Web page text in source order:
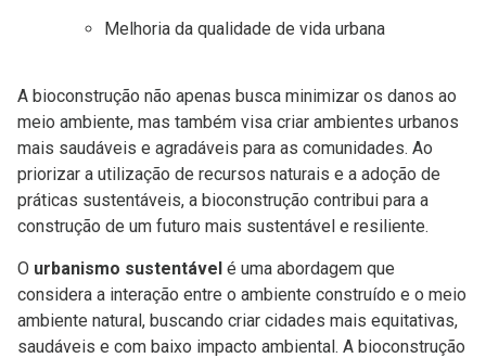
Melhoria da qualidade de vida urbana
A bioconstrução não apenas busca minimizar os danos ao
meio ambiente, mas também visa criar ambientes urbanos
mais saudáveis e agradáveis para as comunidades. Ao
priorizar a utilização de recursos naturais e a adoção de
práticas sustentáveis, a bioconstrução contribui para a
construção de um futuro mais sustentável e resiliente.
O urbanismo sustentável é uma abordagem que
considera a interação entre o ambiente construído e o meio
ambiente natural, buscando criar cidades mais equitativas,
saudáveis e com baixo impacto ambiental. A bioconstrução